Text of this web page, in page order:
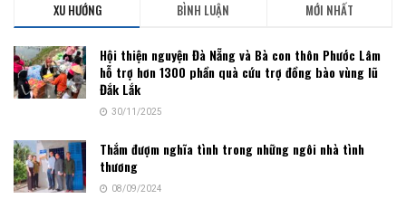
XU HƯỚNG BÌNH LUẬN MỚI NHẤT
Hội thiện nguyện Đà Nẵng và Bà con thôn Phước Lâm
hỗ trợ hơn 1300 phần quà cứu trợ đồng bào vùng lũ
Đắk Lắk
30/11/2025
Thắm đượm nghĩa tình trong những ngôi nhà tình
thương
08/09/2024